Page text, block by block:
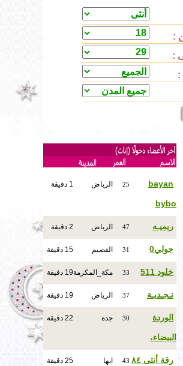
:
:
:
bayan
bybo
25 الرياض 1 دقيقة
ريميـه 47 الرياض 2 دقيقة
جولي0 31 القصيم 15 دقيقة
خلود 511 33 مكة_المكرمة19 دقيقة
نـجـديـة 37 الرياض 19 دقيقة
الوردة
البيضاء،
30 جدة 22 دقيقة
رقة أنثى ٨٤ 43 ابها 25 دقيقة